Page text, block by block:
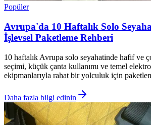
Popüler
Avrupa'da 10 Haftalık Solo
İşlevsel Paketleme Rehberi
10 haftalık Avrupa solo seyahatinde hafif ve
seçimi, küçük çanta kullanımı ve temel
ekipmanlarıyla rahat bir yolculuk için
Daha fazla bilgi edinin